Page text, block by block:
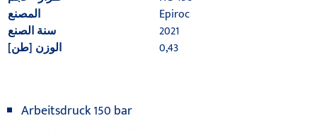
المصنع
Epiroc
سنة الصنع
2021
الوزن [طن]
0,43
Arbeitsdruck 150 bar